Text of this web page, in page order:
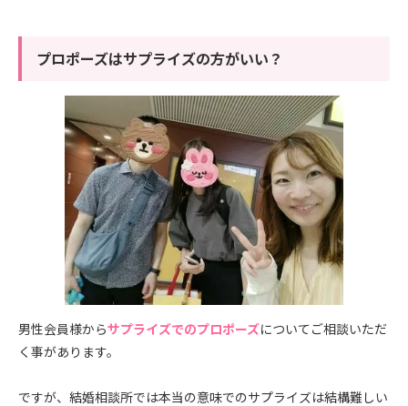
プロポーズはサプライズの方がいい？
男性会員様からサプライズでのプロポーズについてご相談いただ
く事があります。
ですが、結婚相談所では本当の意味でのサプライズは結構難しい